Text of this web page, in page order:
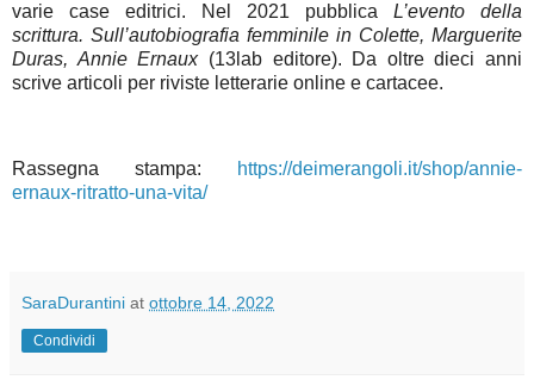
varie case editrici. Nel 2021 pubblica L’evento della
scrittura. Sull’autobiografia femminile in Colette, Marguerite
Duras, Annie Ernaux (13lab editore). Da oltre dieci anni
scrive articoli per riviste letterarie online e cartacee.
Rassegna stampa:
https://deimerangoli.it/shop/annie-
ernaux-ritratto-una-vita/
SaraDurantini at ottobre 14, 2022
Condividi